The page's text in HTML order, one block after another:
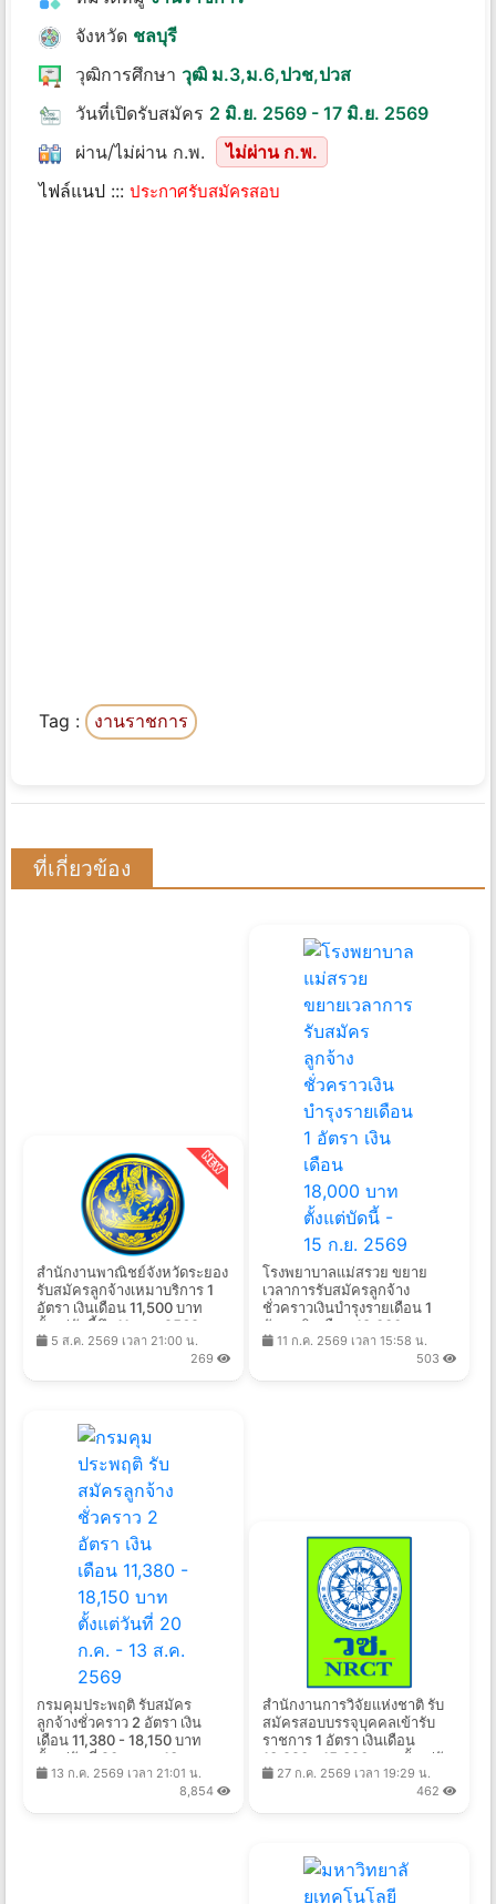
จังหวัด ชลบุรี
วุฒิการศึกษา วุฒิ ม.3,ม.6,ปวช,ปวส
วันที่เปิดรับสมัคร 2 มิ.ย. 2569 - 17 มิ.ย. 2569
ผ่าน/ไม่ผ่าน ก.พ.
ไม่ผ่าน ก.พ.
ไฟล์แนป ::: ประกาศรับสมัครสอบ
Tag : งานราชการ
ที่เกี่ยวข้อง
สำนักงานพาณิชย์จังหวัดระยอง
รับสมัครลูกจ้างเหมาบริการ 1
อัตรา เงินเดือน 11,500 บาท
ตั้งแต่บัดนี้ถึง 11 ส.ค. 2569
5 ส.ค. 2569 เวลา 21:00 น.
269
โรงพยาบาลแม่สรวย ขยาย
เวลาการรับสมัครลูกจ้าง
ชั่วคราวเงินบำรุงรายเดือน 1
อัตรา เงินเดือน 18,000 บาท
ตั้งแต่บัดนี้ - 15 ก.ย. 2569
11 ก.ค. 2569 เวลา 15:58 น.
503
กรมคุมประพฤติ รับสมัคร
ลูกจ้างชั่วคราว 2 อัตรา เงิน
เดือน 11,380 - 18,150 บาท
ตั้งแต่วันที่ 20 ก.ค. - 13 ส.ค.
2569
13 ก.ค. 2569 เวลา 21:01 น.
8,854
สำนักงานการวิจัยแห่งชาติ รับ
สมัครสอบบรรจุบุคคลเข้ารับ
ราชการ 1 อัตรา เงินเดือน
13,920 - 15,320 บาท ตั้งแต่วัน
ที่ 6 - 27 ส.ค. 2569
27 ก.ค. 2569 เวลา 19:29 น.
462